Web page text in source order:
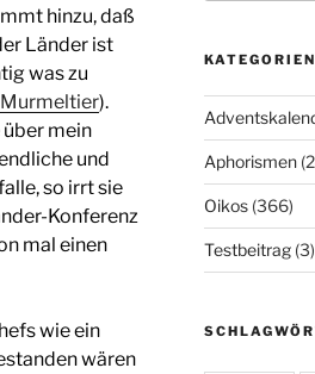
hinzu, daß
Länder ist
was zu
).
über mein
und
so irrt sie
Konferenz
mal einen
wie ein
wären
KATEGORIEN
Aphorismen
Oikos(366)
Testbeitrag(3)